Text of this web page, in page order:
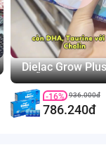
Dielac Grow
sẵn dạo này
mom ghé hỏi
-16% 936.000đ
786.240đ